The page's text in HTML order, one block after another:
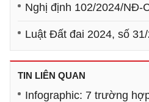
Nghị định 102/2024/NĐ-
Luật Đất đai 2024, số
TIN LIÊN QUAN
Infographic: 7 trường